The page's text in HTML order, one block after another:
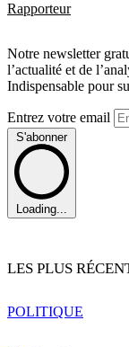
Rapporteur
Notre newsletter
l’actualité et de
Indispensable pour
Entrez votre email
S'abonner
Loading...
LES PLUS
POLITIQUE